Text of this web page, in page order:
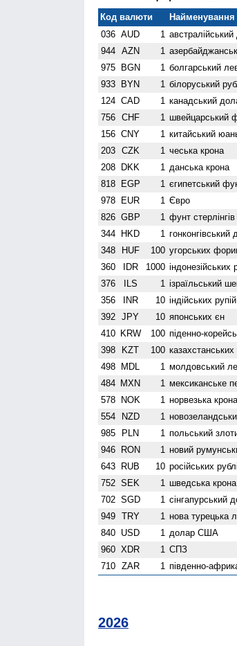
Код валюти Найменування
036 AUD 1
944 AZN 1
975 BGN 1 болгарський
933 BYN 1 білоруський
124 CAD 1 канадський
756 CHF 1 швейцарський
156 CNY 1 китайський
203 CZK 1 чеська крона
208 DKK 1 данська крона
818 EGP 1 єгипетський
978 EUR 1 Євро
826 GBP 1 фунт
344 HKD 1 гонконгівський
348 HUF 100 угорських
360 IDR 1000 індонезійських
376 ILS 1 ізраїльський
356 INR 10 індійських рупій
392 JPY 10 японських єн
410 KRW 100 піденно-
398 KZT 100 казахстанських
498 MDL 1 молдовський
484 MXN 1 мексиканське
578 NOK 1 норвезька крона
554 NZD 1
985 PLN 1 польський
946 RON 1 новий
643 RUB 10 російських
752 SEK 1 шведська крона
702 SGD 1 сінгапурський
949 TRY 1 нова турецька
840 USD 1 долар США
960 XDR 1 СПЗ
710 ZAR 1 південно-
2026